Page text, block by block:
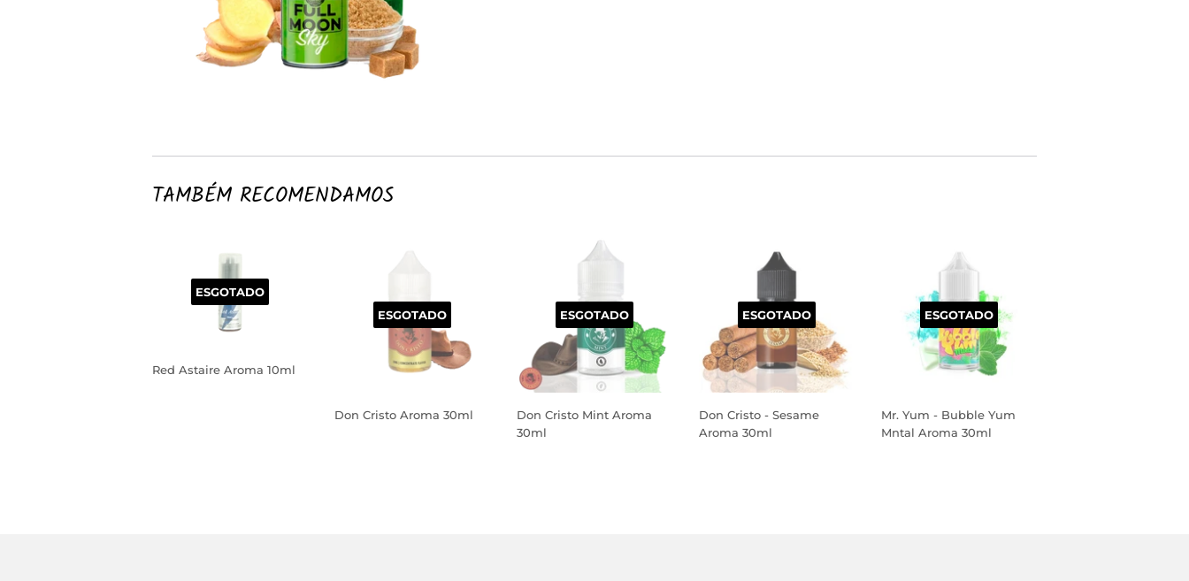
TAMBÉM RECOMENDAMOS
ESGOTADO
Red Astaire Aroma 10ml
ESGOTADO
Don Cristo Aroma 30ml
ESGOTADO
Don Cristo Mint Aroma
30ml
ESGOTADO
Don Cristo - Sesame
Aroma 30ml
ESGOTADO
Mr. Yum - Bubble Yum
Mntal Aroma 30ml